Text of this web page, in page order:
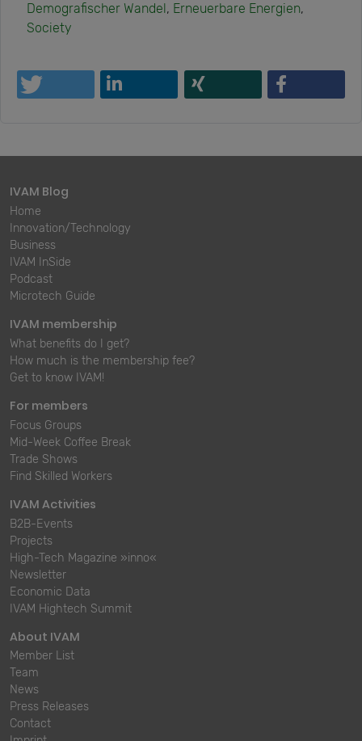
Demografischer Wandel , Erneuerbare Energien,
Society
IVAM Blog
Home
Innovation/Technology
Business
IVAM InSide
Podcast
Microtech Guide
IVAM membership
What benefits do I get?
How much is the membership fee?
Get to know IVAM!
For members
Focus Groups
Mid-Week Coffee Break
Trade Shows
Find Skilled Workers
IVAM Activities
B2B-Events
Projects
High-Tech Magazine »inno«
Newsletter
Economic Data
IVAM Hightech Summit
About IVAM
Member List
Team
News
Press Releases
Contact